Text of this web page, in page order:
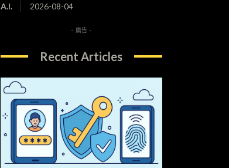
A.I. 2026-08-04
- 廣告 -
Recent Articles